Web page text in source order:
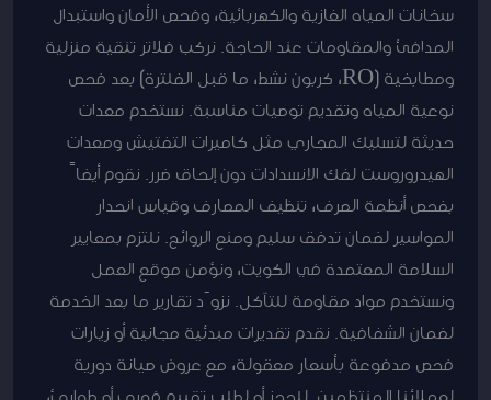
سخانات المياه الغازية والكهربائية، وفحص الأمان واستبدال
المدافئ والمقاومات عند الحاجة. نركب فلاتر تنقية منزلية
ومطابخية (RO، كربون نشط، ما قبل الفلترة) بعد فحص
نوعية المياه وتقديم توصيات مناسبة. نستخدم معدات
حديثة لتسليك المجاري مثل كاميرات التفتيش ومعدات
الهيدروروست لفك الانسدادات دون إلحاق ضرر. نقوم أيضاً
بفحص أنظمة الصرف، تنظيف المصارف وقياس انحدار
المواسير لضمان تدفق سليم ومنع الروائح. نلتزم بمعايير
السلامة المعتمدة في الكويت، ونؤمن موقع العمل
ونستخدم مواد مقاومة للتآكل. نزوّد تقارير ما بعد الخدمة
لضمان الشفافية. نقدم تقديرات مبدئية مجانية أو زيارات
فحص مدفوعة بأسعار معقولة، مع عروض صيانة دورية
لعملائنا المنتظمين. للحجز أو لطلب تقييم فوري أو طوارئ،